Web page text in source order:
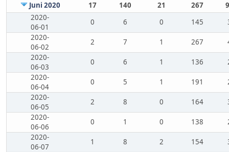
Juni 2020
17 140 21 267
2020-
06-01
0 6 0 145
2020-
06-02
2 7 1 267
2020-
06-03
0 6 1 136
2020-
06-04
0 5 1 191
2020-
06-05
2 8 0 164
2020-
06-06
0 1 0 138
2020-
06-07
1 8 2 154